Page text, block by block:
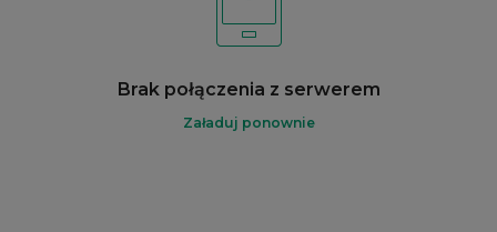
Brak połączenia z serwerem
Załaduj ponownie